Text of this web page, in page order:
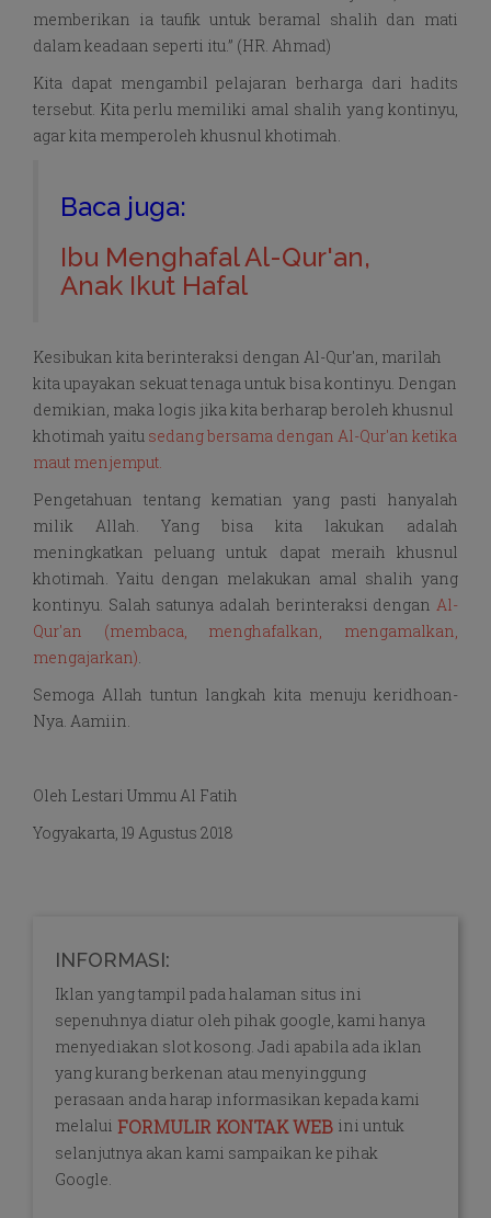
memberikan ia taufik untuk beramal shalih dan mati
dalam keadaan seperti itu.” (HR. Ahmad)
Kita dapat mengambil pelajaran berharga dari hadits
tersebut. Kita perlu memiliki amal shalih yang kontinyu,
agar kita memperoleh khusnul khotimah.
Baca juga:
Ibu Menghafal Al-Qur'an,
Anak Ikut Hafal
Kesibukan kita berinteraksi dengan Al-Qur'an, marilah
kita upayakan sekuat tenaga untuk bisa kontinyu. Dengan
demikian, maka logis jika kita berharap beroleh khusnul
khotimah yaitu sedang bersama dengan Al-Qur'an ketika
maut menjemput.
Pengetahuan tentang kematian yang pasti hanyalah
milik Allah. Yang bisa kita lakukan adalah
meningkatkan peluang untuk dapat meraih khusnul
khotimah. Yaitu dengan melakukan amal shalih yang
kontinyu. Salah satunya adalah berinteraksi dengan Al-
Qur'an (membaca, menghafalkan, mengamalkan,
mengajarkan).
Semoga Allah tuntun langkah kita menuju keridhoan-
Nya. Aamiin.
Oleh Lestari Ummu Al Fatih
Yogyakarta, 19 Agustus 2018
INFORMASI:
Iklan yang tampil pada halaman situs ini
sepenuhnya diatur oleh pihak google, kami hanya
menyediakan slot kosong. Jadi apabila ada iklan
yang kurang berkenan atau menyinggung
perasaan anda harap informasikan kepada kami
melalui FORMULIR KONTAK WEB ini untuk
selanjutnya akan kami sampaikan ke pihak
Google.